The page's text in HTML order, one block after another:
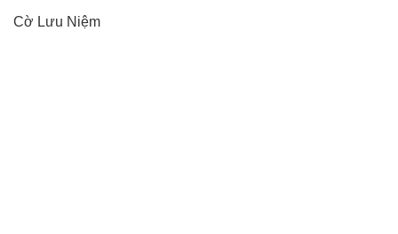
Cờ Lưu Niệm